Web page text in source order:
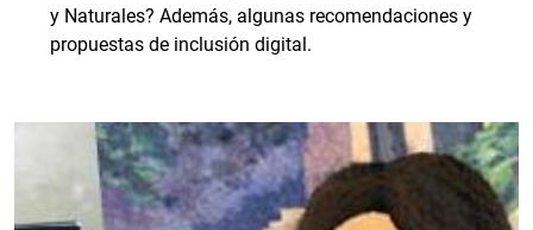
y Naturales? Además, algunas recomendaciones y
propuestas de inclusión digital.